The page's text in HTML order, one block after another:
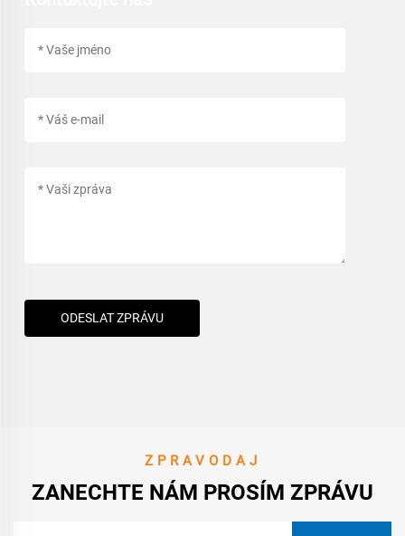
ODESLAT ZPRÁVU
ZPRAVODAJ
ZANECHTE NÁM PROSÍM ZPRÁVU